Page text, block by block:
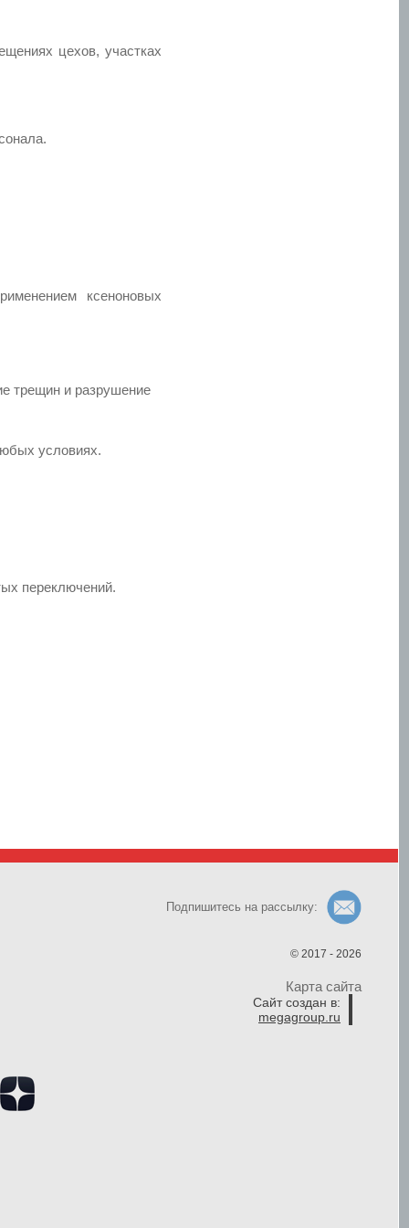
цехов, участках
ксеноновых
трещин и разрушение
условиях.
переключений.
Подпишитесь на рассылку:
© 2017 - 2026
Карта сайта
Сайт создан в:
megagroup.ru